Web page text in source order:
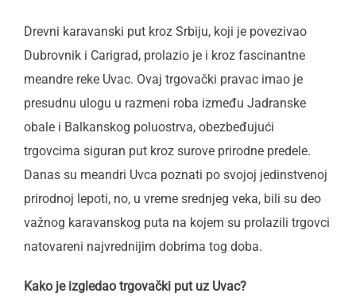
Drevni karavanski put kroz Srbiju, koji je povezivao
Dubrovnik i Carigrad, prolazio je i kroz fascinantne
meandre reke Uvac. Ovaj trgovački pravac imao je
presudnu ulogu u razmeni roba između Jadranske
obale i Balkanskog poluostrva, obezbeđujući
trgovcima siguran put kroz surove prirodne predele.
Danas su meandri Uvca poznati po svojoj jedinstvenoj
prirodnoj lepoti, no, u vreme srednjeg veka, bili su deo
važnog karavanskog puta na kojem su prolazili trgovci
natovareni najvrednijim dobrima tog doba.
Kako je izgledao trgovački put uz Uvac?